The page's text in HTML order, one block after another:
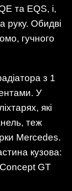
та EQS, і,
руку. Обидві
гучного
з 1
У
які
теж
Mercedes.
кузова:
GT